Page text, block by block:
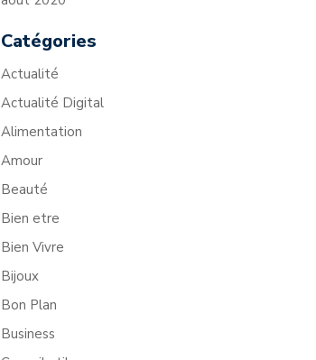
Catégories
Actualité
Actualité Digital
Alimentation
Amour
Beauté
Bien etre
Bien Vivre
Bijoux
Bon Plan
Business